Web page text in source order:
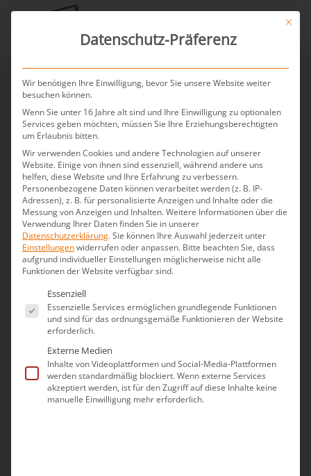
DEPOT-0 Wandeinbau-WC-
Element 95/2, befliesbar –
für den flächenbündigen
Einbau
Mit
Datenschutz-Präferenz
Wir benötigen Ihre Einwilligung, bevor Sie unsere Website weiter
besuchen können.
Wenn Sie unter 16 Jahre alt sind und Ihre Einwilligung zu optionalen
Services geben möchten, müssen Sie Ihre Erziehungsberechtigten
um Erlaubnis bitten.
Wir verwenden Cookies und andere Technologien auf unserer
Website. Einige von ihnen sind essenziell, während andere uns
helfen, diese Website und Ihre Erfahrung zu verbessern.
Personenbezogene Daten können verarbeitet werden (z. B. IP-
Adressen), z. B. für personalisierte Anzeigen und Inhalte oder die
Messung von Anzeigen und Inhalten.Weitere Informationen über die
Verwendung Ihrer Daten finden Sie in unserer
Datenschutzerklärung.Sie können Ihre Auswahl jederzeit unter
Einstellungenwiderrufen oder anpassen. Bitte beachten Sie, dass
aufgrund individueller Einstellungen möglicherweise nicht alle
Funktionen der Website verfügbar sind.
Es folgt eine Liste der Service-Gruppen, für die
Essenziell
Essenzielle Services ermöglichen grundlegende Funktionen
und sind für das ordnungsgemäße Funktionieren der Website
erforderlich.
Externe Medien
Inhalte von Videoplattformen und Social-Media-Plattformen
werden standardmäßig blockiert. Wenn externe Services
akzeptiert werden, ist für den Zugriff auf diese Inhalte keine
manuelle Einwilligung mehr erforderlich.